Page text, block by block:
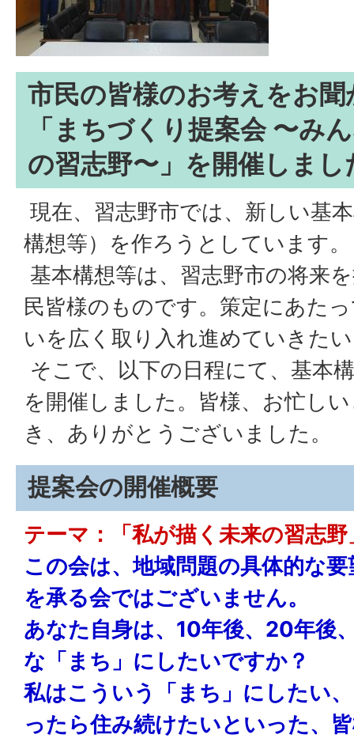
市民の皆様のお考えをお
「まちづくり提案会 〜み
の習志野〜」を開催しまし
現在、習志野市では、新しい基
構想等）を作ろうとしています。
基本構想等は、習志野市の将来
民皆様のものです。策定にあた
いを広く取り入れ進めていきた
そこで、以下の日程にて、基本
を開催しました。皆様、お忙し
き、ありがとうございました。
提案会の開催概要
テーマ：「私が描く未来の習志野
この会は、地域問題の具体的な
を承る会ではございません。
あなた自身は、10年後、20年後
な「まち」にしたいですか？
私はこういう「まち」にしたい
ったら住み続けたいといった、